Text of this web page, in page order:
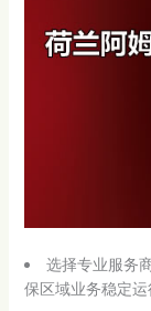
选择专业服务
保区域业务稳定运